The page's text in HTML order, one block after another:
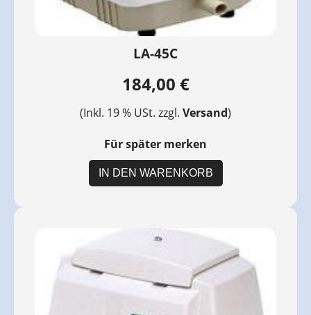
LA-45C
184,00 €
(Inkl. 19 % USt. zzgl. Versand)
Für später merken
IN DEN WARENKORB